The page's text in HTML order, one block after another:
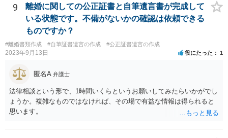
9
離婚に関しての公正証書と自筆遺言書が完成して
いる状態です。不備がないかの確認は依頼できる
ものですか？
#離婚書類作成 #自筆証書遺言の作成 #公正証書遺言の作成
2023年9月13日 役にたった 1
匿名A 弁護士
法律相談という形で、1時間いくらというお願いしてみたらいかがでし
ょうか。複雑なものではなければ、その場で有益な情報は得られると
思います。